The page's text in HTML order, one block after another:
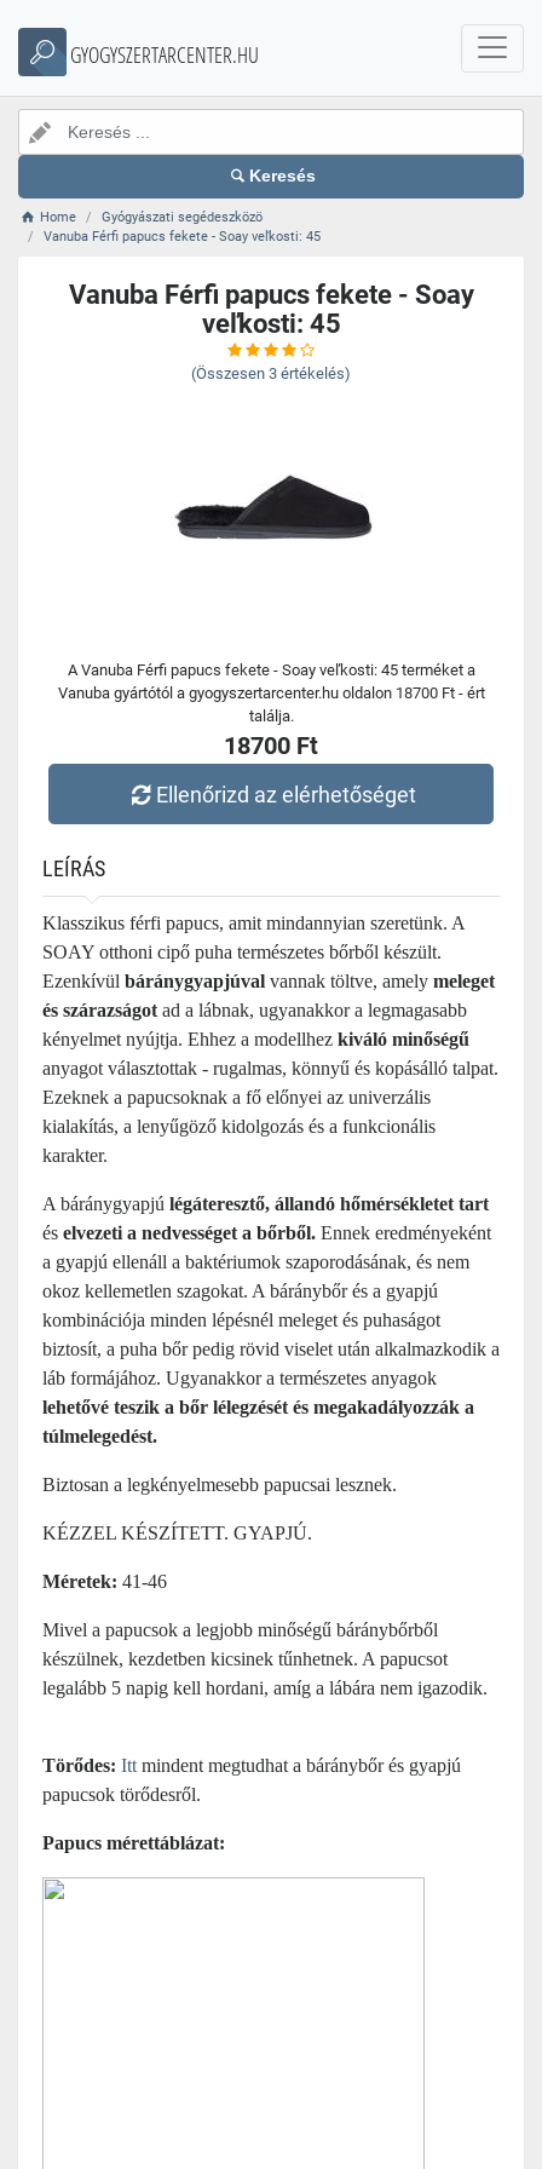
GYOGYSZERTARCENTER.HU
Keresés
Home
Gyógyászati segédeszközö
Vanuba Férfi papucs fekete - Soay veľkosti: 45
Vanuba Férfi papucs fekete - Soay
veľkosti: 45
(Összesen 3 értékelés)
A Vanuba Férfi papucs fekete - Soay veľkosti: 45 terméket a
Vanuba gyártótól a gyogyszertarcenter.hu oldalon 18700 Ft - ért
találja.
18700 Ft
Ellenőrizd az elérhetőséget
LEÍRÁS
Klasszikus férfi papucs, amit mindannyian szeretünk. A
SOAY otthoni cipő puha természetes bőrből készült.
Ezenkívül báránygyapjúval vannak töltve, amely meleget
és szárazságot ad a lábnak, ugyanakkor a legmagasabb
kényelmet nyújtja. Ehhez a modellhez kiváló minőségű
anyagot választottak - rugalmas, könnyű és kopásálló talpat.
Ezeknek a papucsoknak a fő előnyei az univerzális
kialakítás, a lenyűgöző kidolgozás és a funkcionális
karakter.
A báránygyapjú légáteresztő, állandó hőmérsékletet tart
és elvezeti a nedvességet a bőrből. Ennek eredményeként
a gyapjú ellenáll a baktériumok szaporodásának, és nem
okoz kellemetlen szagokat. A báránybőr és a gyapjú
kombinációja minden lépésnél meleget és puhaságot
biztosít, a puha bőr pedig rövid viselet után alkalmazkodik a
láb formájához. Ugyanakkor a természetes anyagok
lehetővé teszik a bőr lélegzését és megakadályozzák a
túlmelegedést.
Biztosan a legkényelmesebb papucsai lesznek.
KÉZZEL KÉSZÍTETT. GYAPJÚ.
Méretek: 41-46
Mivel a papucsok a legjobb minőségű báránybőrből
készülnek, kezdetben kicsinek tűnhetnek. A papucsot
legalább 5 napig kell hordani, amíg a lábára nem igazodik.
Törődes: Itt mindent megtudhat a báránybőr és gyapjú
papucsok törődesről.
Papucs mérettáblázat: